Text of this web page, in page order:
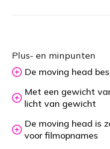
Plus- en minpunten
De moving head
Met een gewicht
licht van gewicht
De moving head is
voor filmopnames